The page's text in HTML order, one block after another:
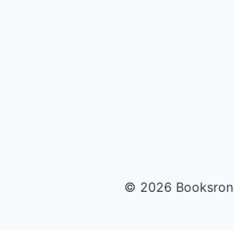
© 2026 Booksron